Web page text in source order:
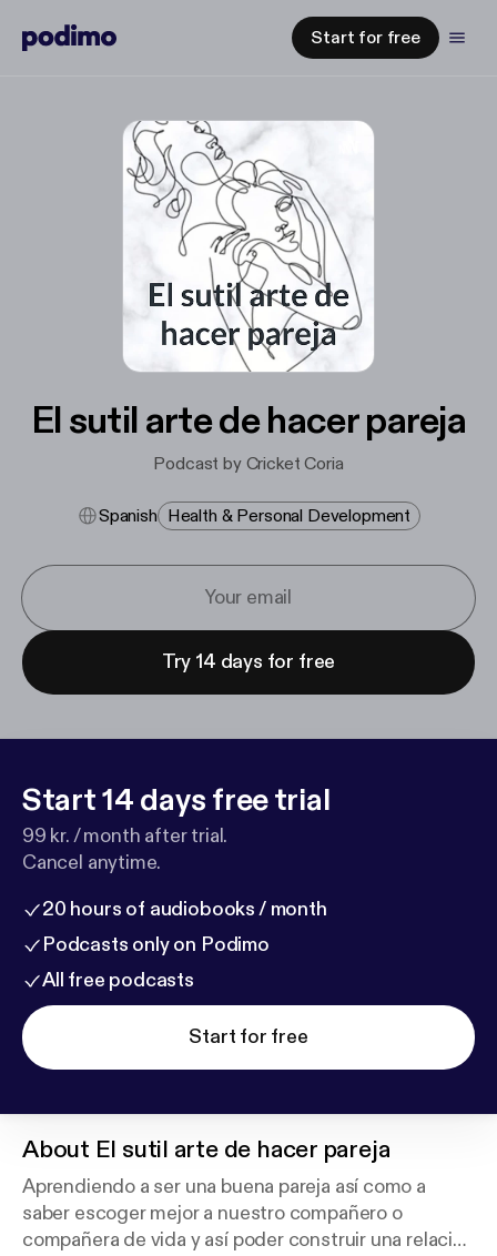
Start for free
El sutil arte de hacer pareja
Podcast by Cricket Coria
Spanish Health & Personal Development
Try 14 days for free
Start 14 days free trial
99 kr. / month after trial.
Cancel anytime.
20 hours of audiobooks / month
Podcasts only on Podimo
All free podcasts
Start for free
About El sutil arte de hacer pareja
Aprendiendo a ser una buena pareja así como a
saber escoger mejor a nuestro compañero o
compañera de vida y así poder construir una relación